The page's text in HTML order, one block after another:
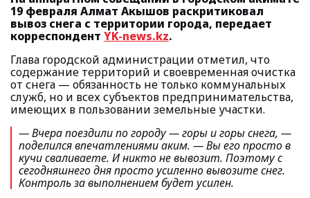
19 февраля Алмат Акышов раскритиковал
вывоз снега с территории города, передает
корреспондент YK-news.kz.
Глава городской администрации отметил, что
содержание территорий и своевременная очистка
от снега — обязанность не только коммунальных
служб, но и всех субъектов предпринимательства,
имеющих в пользовании земельные участки.
— Вчера поездили по городу — горы и горы снега, —
поделился впечатлениями аким. — Вы его просто в
кучи сваливаете. И никто не вывозит. Поэтому с
сегодняшнего дня просто усиленно вывозите снег.
Контроль за выполнением будет усилен.